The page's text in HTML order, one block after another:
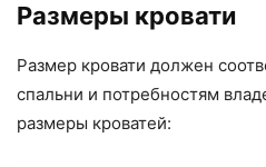
Размеры кровати
Размер кровати должен
спальни и потребностям
размеры кроватей: